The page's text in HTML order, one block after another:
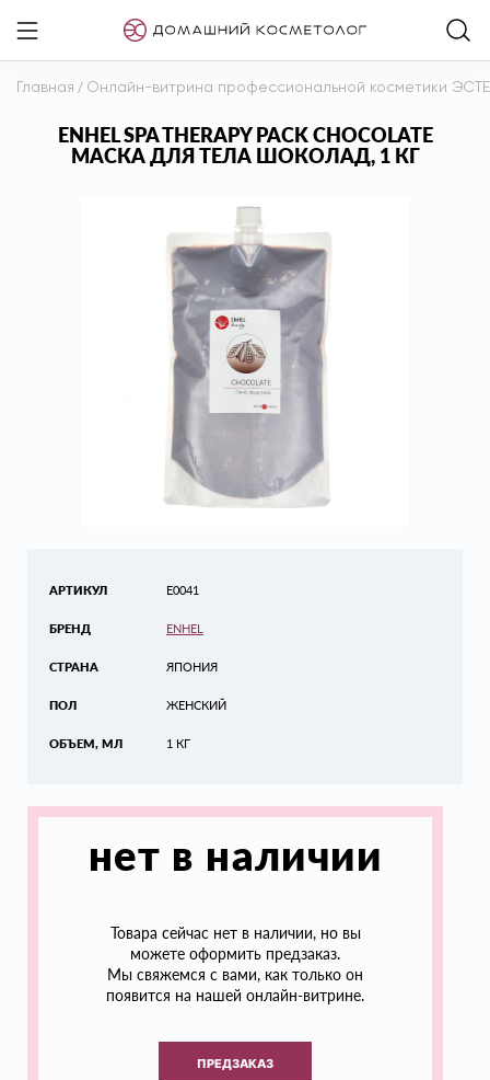
Главная / Онлайн-витрина профессиональной косметики
ENHEL SPA THERAPY PACK CHOCOLATE
МАСКА ДЛЯ ТЕЛА ШОКОЛАД, 1 КГ
АРТИКУЛ
БРЕНД
СТРАНА
ПОЛ
ОБЪЕМ, МЛ
E0041
ENHEL
ЯПОНИЯ
ЖЕНСКИЙ
1 КГ
нет в наличии
Товара сейчас нет в наличии, но вы
можете оформить предзаказ.
Мы свяжемся с вами, как только он
появится на нашей онлайн-витрине.
ПРЕДЗАКАЗ